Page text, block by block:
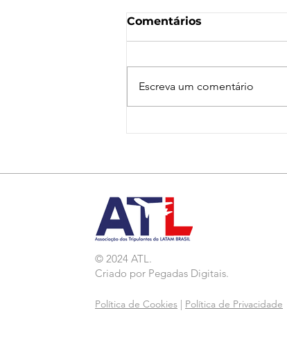
Comentários
Escreva um comentário
© 2024 ATL.
Criado por Pegadas Digitais.
Política de Cookies Política de Privacidade